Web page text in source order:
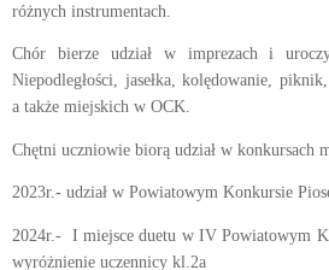
różnych instrumentach.
Chór bierze udział w imprezach i
Niepodległości, jasełka, kolędowanie,
a także miejskich w OCK.
Chętni uczniowie biorą udział w konkursach
2023r.- udział w Powiatowym Konkursie
2024r.- I miejsce duetu w IV Powiatowym
wyróżnienie uczennicy kl.2a